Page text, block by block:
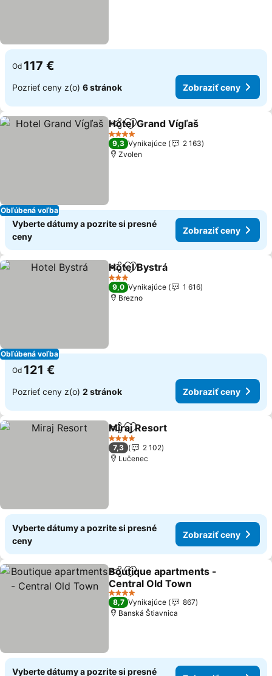
Od 117 €
Pozrieť ceny z(o) 6 stránok Zobraziť ceny
Obľúbená voľba
ZdieľaťPridať do obľúbených
Hotel Grand Vígľaš
4 Počet hviezdičiek
9,3 Vynikajúce
2 163
Zvolen
Vyberte dátumy a pozrite si presné
ceny
Zobraziť ceny
Obľúbená voľba
ZdieľaťPridať do obľúbených
Hotel Bystrá
3 Počet hviezdičiek
9,0 Vynikajúce
1 616
Brezno
Od 121 €
Pozrieť ceny z(o) 2 stránok Zobraziť ceny
ZdieľaťPridať do obľúbených
Miraj Resort
4 Počet hviezdičiek
7,3
2 102
Lučenec
Vyberte dátumy a pozrite si presné
ceny
Zobraziť ceny
ZdieľaťPridať do obľúbených
Boutique apartments -
Central Old Town
4 Počet hviezdičiek
8,7 Vynikajúce
867
Banská Štiavnica
Vyberte dátumy a pozrite si presné